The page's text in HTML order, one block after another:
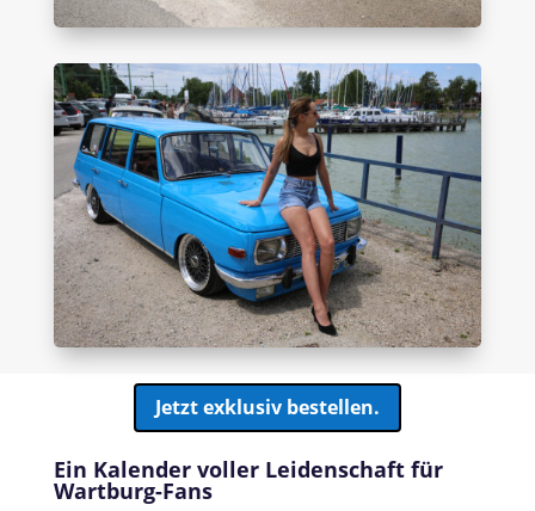
Jetzt exklusiv bestellen.
Ein Kalender voller Leidenschaft für
Wartburg-Fans